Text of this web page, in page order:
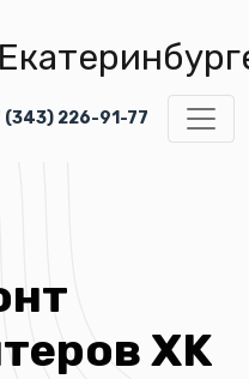
(343) 226-91-77
XK